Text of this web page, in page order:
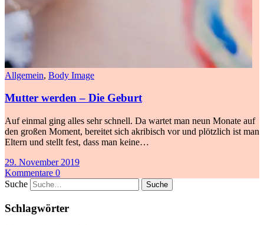
Allgemein, Body Image
Mutter werden – Die Geburt
Auf einmal ging alles sehr schnell. Da wartet man neun Monate auf
den großen Moment, bereitet sich akribisch vor und plötzlich ist man
Eltern und stellt fest, dass man keine…
29. November 2019
Kommentare 0
Suche
Schlagwörter